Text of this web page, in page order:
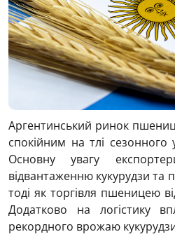
Аргентинський ринок
спокійним на тлі сезонного
Основну увагу
відвантаженню кукурудзи та
тоді як торгівля пшеницею
Додатково на логістику
рекордного врожаю